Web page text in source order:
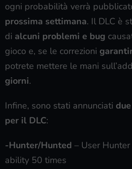
ogni probabilità verrà
prossima settimana. Il DLC è
di alcuni problemi e bug
gioco e, se le correzioni
potrete mettere le mani
giorni.
Infine, sono stati annunciati
per il DLC:
-Hunter/Hunted – User Hunter
ability 50 times